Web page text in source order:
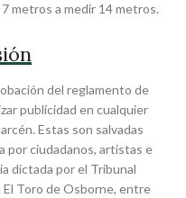
metros a medir 14 metros.
del reglamento de
publicidad en cualquier
Estas son salvadas
por ciudadanos, artistas e
dictada por el Tribunal
El Toro de Osborne, entre